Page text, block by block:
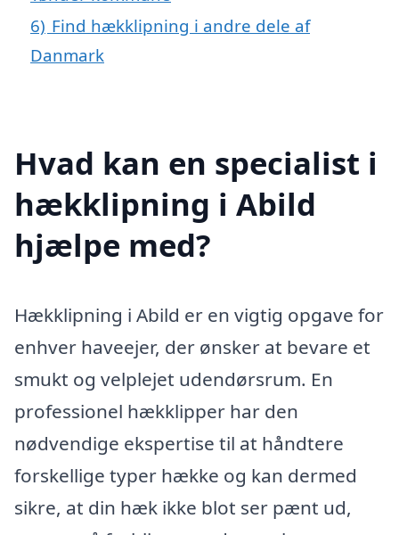
6) Find hækklipning i andre dele af
Danmark
Hvad kan en specialist i
hækklipning i Abild
hjælpe med?
Hækklipning i Abild er en vigtig opgave for
enhver haveejer, der ønsker at bevare et
smukt og velplejet udendørsrum. En
professionel hækklipper har den
nødvendige ekspertise til at håndtere
forskellige typer hække og kan dermed
sikre, at din hæk ikke blot ser pænt ud,